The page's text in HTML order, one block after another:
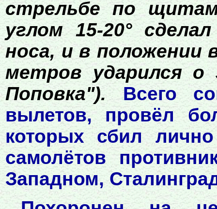
стрельбе по
углом 15-20°
носа, и в положении
метров ударился о
Поповка").Всего
вылетов, провёл
которых сбил
самолётов
Западном,